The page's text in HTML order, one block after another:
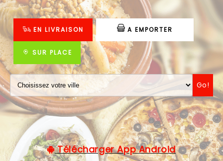
VOTRE COMPTE
NOTRE RESTAURANT
VOS AVIS
MENTIONS LÉGALES
EN LIVRAISON A EMPORTER
SUR PLACE
Go!
Télécharger App Android